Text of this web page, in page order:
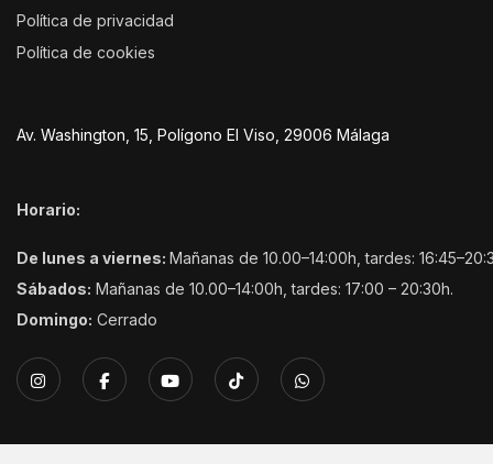
Política de privacidad
Política de cookies
Av. Washington, 15, Polígono El Viso, 29006 Málaga
Horario:
De lunes a viernes: Mañanas de 10.00–14:00h, tardes:
Sábados: Mañanas de 10.00–14:00h, tardes: 17:00 – 20:30h.
Domingo: Cerrado